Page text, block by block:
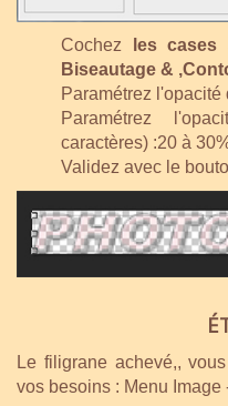
Cochez
les
Biseautage &
Paramétrez
Paramétrez
caractères) :20 à
Validez avec le
Le filigrane achevé,,
vos besoins : Menu Image